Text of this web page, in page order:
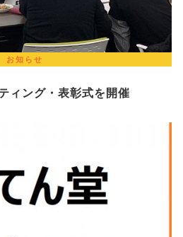
お知らせ
ィング・表彰式を開催